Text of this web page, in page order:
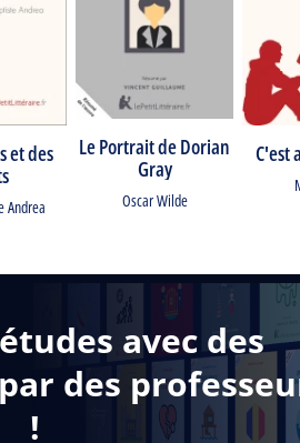
et des
Andrea
Le Portrait de Dorian
Gray
Oscar Wilde
C'est
avec des
des
!